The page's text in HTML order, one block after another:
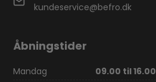
kundeservice@befro.dk
Åbningstider
Mandag
09.00 til 16.00